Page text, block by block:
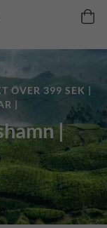
ÖVER 399 SEK |
|
|